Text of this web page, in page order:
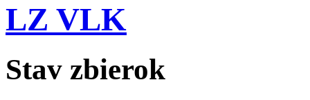
LZ VLK
Stav zbierok